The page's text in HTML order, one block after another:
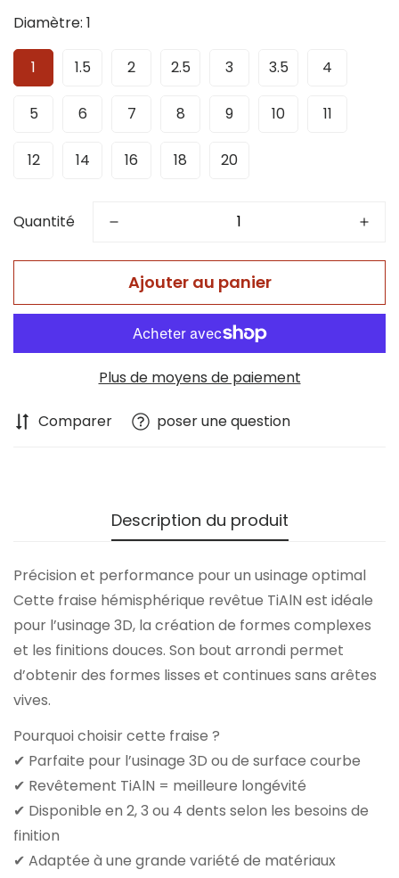
Diamètre: 1
1 1.5 2 2.5 3 3.5 4
5 6 7 8 9 10 11
12 14 16 18 20
Quantité
Ajouter au panier
Plus de moyens de paiement
Comparer poser une question
Description du produit
Précision et performance pour un usinage optimal
Cette fraise hémisphérique revêtue TiAlN est idéale
pour l’usinage 3D, la création de formes complexes
et les finitions douces. Son bout arrondi permet
d’obtenir des formes lisses et continues sans arêtes
vives.
Pourquoi choisir cette fraise ?
✔ Parfaite pour l’usinage 3D ou de surface courbe
✔ Revêtement TiAlN = meilleure longévité
✔ Disponible en 2, 3 ou 4 dents selon les besoins de
finition
✔ Adaptée à une grande variété de matériaux